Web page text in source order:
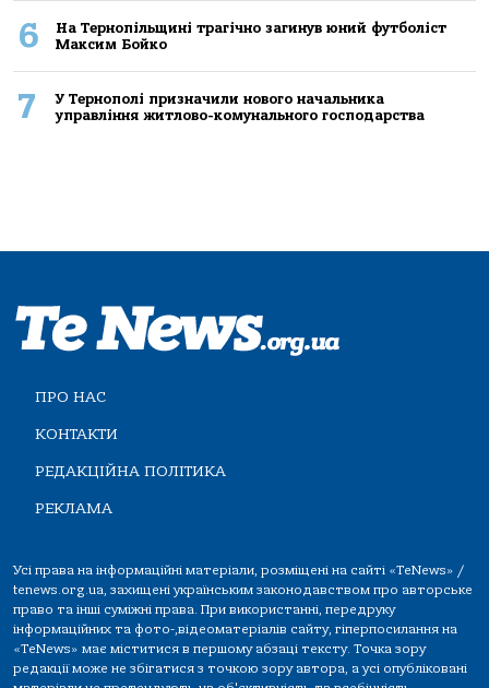
6
На Тернопільщині трагічно загинув юний футболіст
Максим Бойко
7
У Тернополі призначили нового начальника
управління житлово-комунального господарства
ПРО НАС
КОНТАКТИ
РЕДАКЦІЙНА ПОЛІТИКА
РЕКЛАМА
Усі права на інформаційні матеріали, розміщені на сайті «TeNews» /
tenews.org.ua, захищені українським законодавством про авторське
право та інші суміжні права. При використанні, передруку
інформаційних та фото-,відеоматеріалів сайту, гіперпосилання на
«TeNews» має міститися в першому абзаці тексту. Точка зору
редакції може не збігатися з точкою зору автора, а усі опубліковані